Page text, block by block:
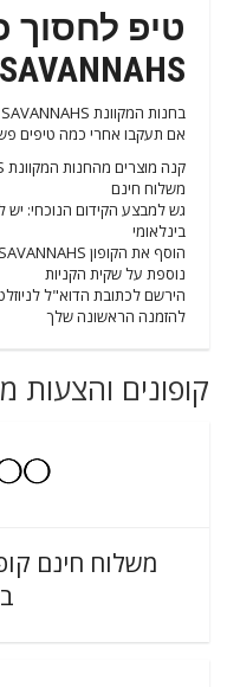
טיפ לחסוך
SAVANNAHS ישראל
אם תעקבו אחרי כמה טיפים
משלוח חינם
בינלאומי
נוספת על שקית הקניות
להזמנה הראשונה שלך
קופונים והצעות